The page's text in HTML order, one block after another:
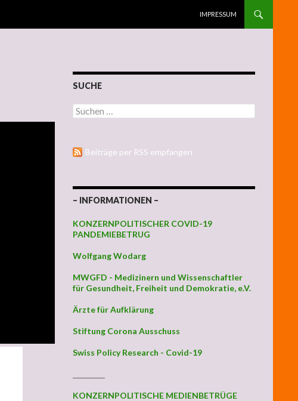
IMPRESSUM
SUCHE
Suchen nach:
Beiträge per RSS empfangen
– INFORMATIONEN –
KONZERNPOLITISCHER COVID-19
PANDEMIEBETRUG
Wolfgang Wodarg
MWGFD - Medizinern und Wissenschaftler
für Gesundheit, Freiheit und Demokratie, e.V.
Ärzte für Aufklärung
Stiftung Corona Ausschuss
Swiss Policy Research - Covid-19
KONZERNPOLITISCHE MEDIENBETRÜGE